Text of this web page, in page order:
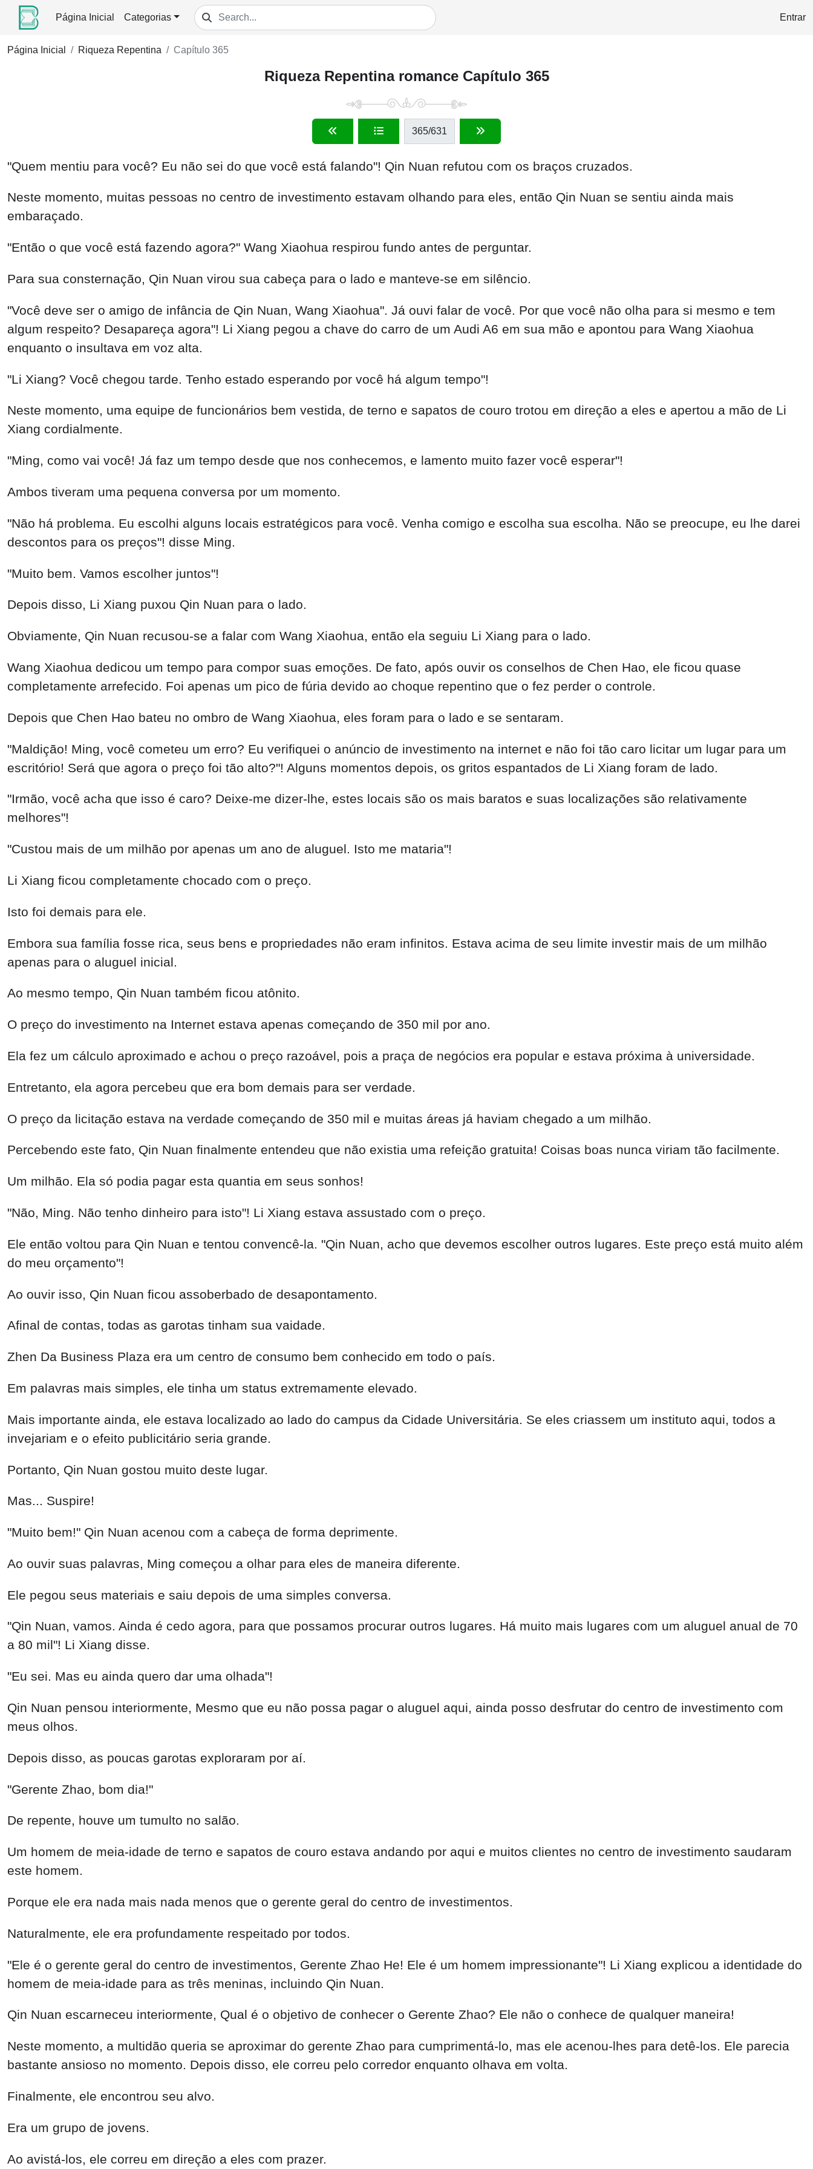
Página Inicial Categorias Entrar
Página Inicial Riqueza Repentina Capítulo 365
Riqueza Repentina romance Capítulo 365
365/631
"Quem mentiu para você? Eu não sei do que você está falando"! Qin Nuan refutou com os braços cruzados.
Neste momento, muitas pessoas no centro de investimento estavam olhando para eles, então Qin Nuan se sentiu ainda mais
embaraçado.
"Então o que você está fazendo agora?" Wang Xiaohua respirou fundo antes de perguntar.
Para sua consternação, Qin Nuan virou sua cabeça para o lado e manteve-se em silêncio.
"Você deve ser o amigo de infância de Qin Nuan, Wang Xiaohua". Já ouvi falar de você. Por que você não olha para si mesmo e tem
algum respeito? Desapareça agora"! Li Xiang pegou a chave do carro de um Audi A6 em sua mão e apontou para Wang Xiaohua
enquanto o insultava em voz alta.
"Li Xiang? Você chegou tarde. Tenho estado esperando por você há algum tempo"!
Neste momento, uma equipe de funcionários bem vestida, de terno e sapatos de couro trotou em direção a eles e apertou a mão de Li
Xiang cordialmente.
"Ming, como vai você! Já faz um tempo desde que nos conhecemos, e lamento muito fazer você esperar"!
Ambos tiveram uma pequena conversa por um momento.
"Não há problema. Eu escolhi alguns locais estratégicos para você. Venha comigo e escolha sua escolha. Não se preocupe, eu lhe darei
descontos para os preços"! disse Ming.
"Muito bem. Vamos escolher juntos"!
Depois disso, Li Xiang puxou Qin Nuan para o lado.
Obviamente, Qin Nuan recusou-se a falar com Wang Xiaohua, então ela seguiu Li Xiang para o lado.
Wang Xiaohua dedicou um tempo para compor suas emoções. De fato, após ouvir os conselhos de Chen Hao, ele ficou quase
completamente arrefecido. Foi apenas um pico de fúria devido ao choque repentino que o fez perder o controle.
Depois que Chen Hao bateu no ombro de Wang Xiaohua, eles foram para o lado e se sentaram.
"Maldição! Ming, você cometeu um erro? Eu verifiquei o anúncio de investimento na internet e não foi tão caro licitar um lugar para um
escritório! Será que agora o preço foi tão alto?"! Alguns momentos depois, os gritos espantados de Li Xiang foram de lado.
"Irmão, você acha que isso é caro? Deixe-me dizer-lhe, estes locais são os mais baratos e suas localizações são relativamente
melhores"!
"Custou mais de um milhão por apenas um ano de aluguel. Isto me mataria"!
Li Xiang ficou completamente chocado com o preço.
Isto foi demais para ele.
Embora sua família fosse rica, seus bens e propriedades não eram infinitos. Estava acima de seu limite investir mais de um milhão
apenas para o aluguel inicial.
Ao mesmo tempo, Qin Nuan também ficou atônito.
O preço do investimento na Internet estava apenas começando de 350 mil por ano.
Ela fez um cálculo aproximado e achou o preço razoável, pois a praça de negócios era popular e estava próxima à universidade.
Entretanto, ela agora percebeu que era bom demais para ser verdade.
O preço da licitação estava na verdade começando de 350 mil e muitas áreas já haviam chegado a um milhão.
Percebendo este fato, Qin Nuan finalmente entendeu que não existia uma refeição gratuita! Coisas boas nunca viriam tão facilmente.
Um milhão. Ela só podia pagar esta quantia em seus sonhos!
"Não, Ming. Não tenho dinheiro para isto"! Li Xiang estava assustado com o preço.
Ele então voltou para Qin Nuan e tentou convencê-la. "Qin Nuan, acho que devemos escolher outros lugares. Este preço está muito além
do meu orçamento"!
Ao ouvir isso, Qin Nuan ficou assoberbado de desapontamento.
Afinal de contas, todas as garotas tinham sua vaidade.
Zhen Da Business Plaza era um centro de consumo bem conhecido em todo o país.
Em palavras mais simples, ele tinha um status extremamente elevado.
Mais importante ainda, ele estava localizado ao lado do campus da Cidade Universitária. Se eles criassem um instituto aqui, todos a
invejariam e o efeito publicitário seria grande.
Portanto, Qin Nuan gostou muito deste lugar.
Mas... Suspire!
"Muito bem!" Qin Nuan acenou com a cabeça de forma deprimente.
Ao ouvir suas palavras, Ming começou a olhar para eles de maneira diferente.
Ele pegou seus materiais e saiu depois de uma simples conversa.